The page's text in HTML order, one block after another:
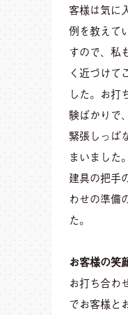
客様は気に
例を教えて
すので、私
く近づけて
した。お打
験ばかりで
緊張しっぱ
まいました
建具の把手
わせの準備
た。
お客様の笑
お打ち合わ
でお客様と